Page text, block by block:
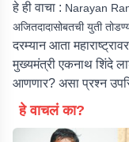
हे ही वाचा : Narayan
अजितदादासोबतची युती
दरम्यान आता
मुख्यमंत्री एकनाथ शिंदे
आणणार? असा प्रश्न
हे वाचलं का?